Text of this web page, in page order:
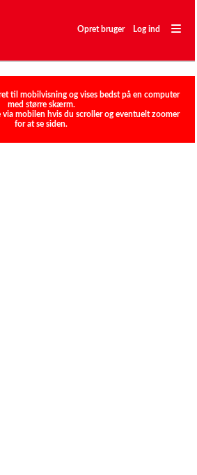
―
―
―
Opret bruger Log ind
til mobilvisning og vises bedst på en computer
med større skærm.
mobilen hvis du scroller og eventuelt zoomer
for at se siden.